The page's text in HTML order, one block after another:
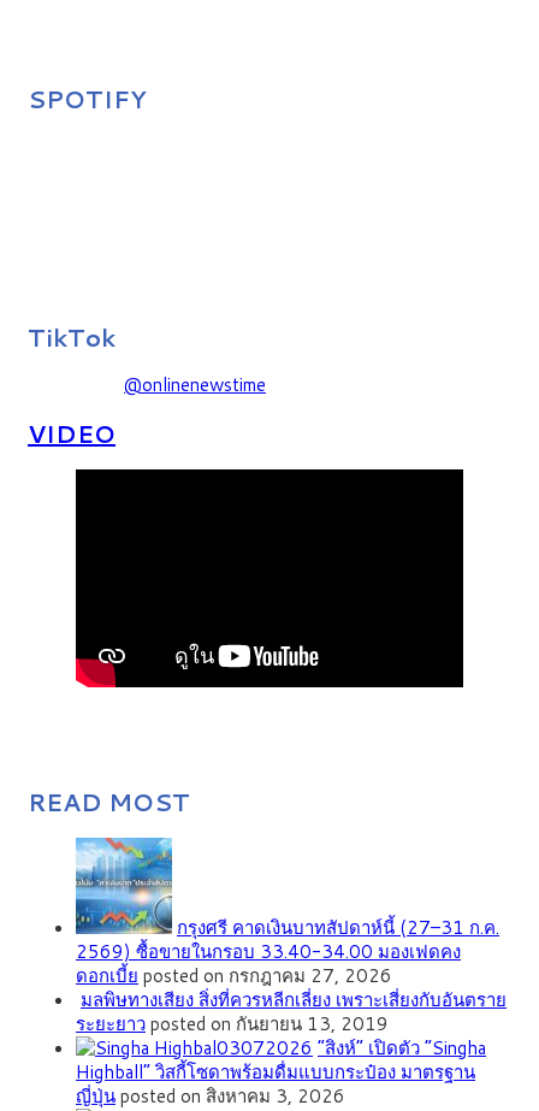
SPOTIFY
TikTok
@onlinenewstime
VIDEO
READ MOST
กรุงศรี คาดเงินบาทสัปดาห์นี้ (27–31 ก.ค.
2569) ซื้อขายในกรอบ 33.40-34.00 มองเฟดคง
ดอกเบี้ย posted on กรกฎาคม 27, 2026
มลพิษทางเสียง สิ่งที่ควรหลีกเลี่ยง เพราะเสี่ยงกับอันตราย
ระยะยาวposted on กันยายน 13, 2019
“สิงห์” เปิดตัว “Singha
Highball” วิสกี้โซดาพร้อมดื่มแบบกระป๋อง มาตรฐาน
ญี่ปุ่นposted on สิงหาคม 3, 2026